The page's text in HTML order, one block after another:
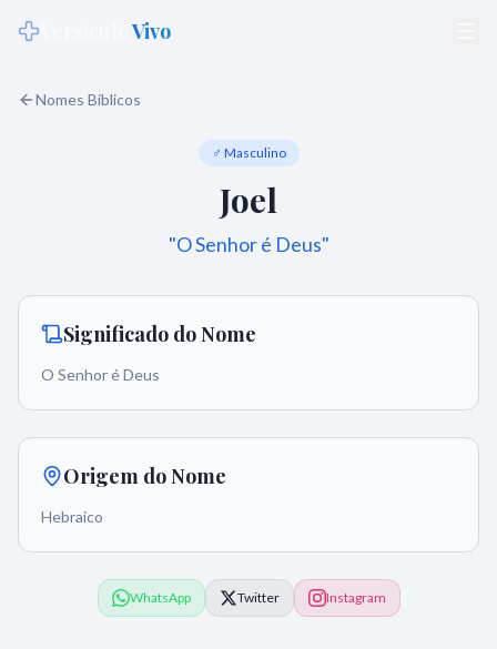
Vivo
Nomes Bíblicos
♂ Masculino
Joel
"O Senhor é Deus"
Significado do Nome
O Senhor é Deus
Origem do Nome
Hebraico
WhatsApp Twitter Instagram